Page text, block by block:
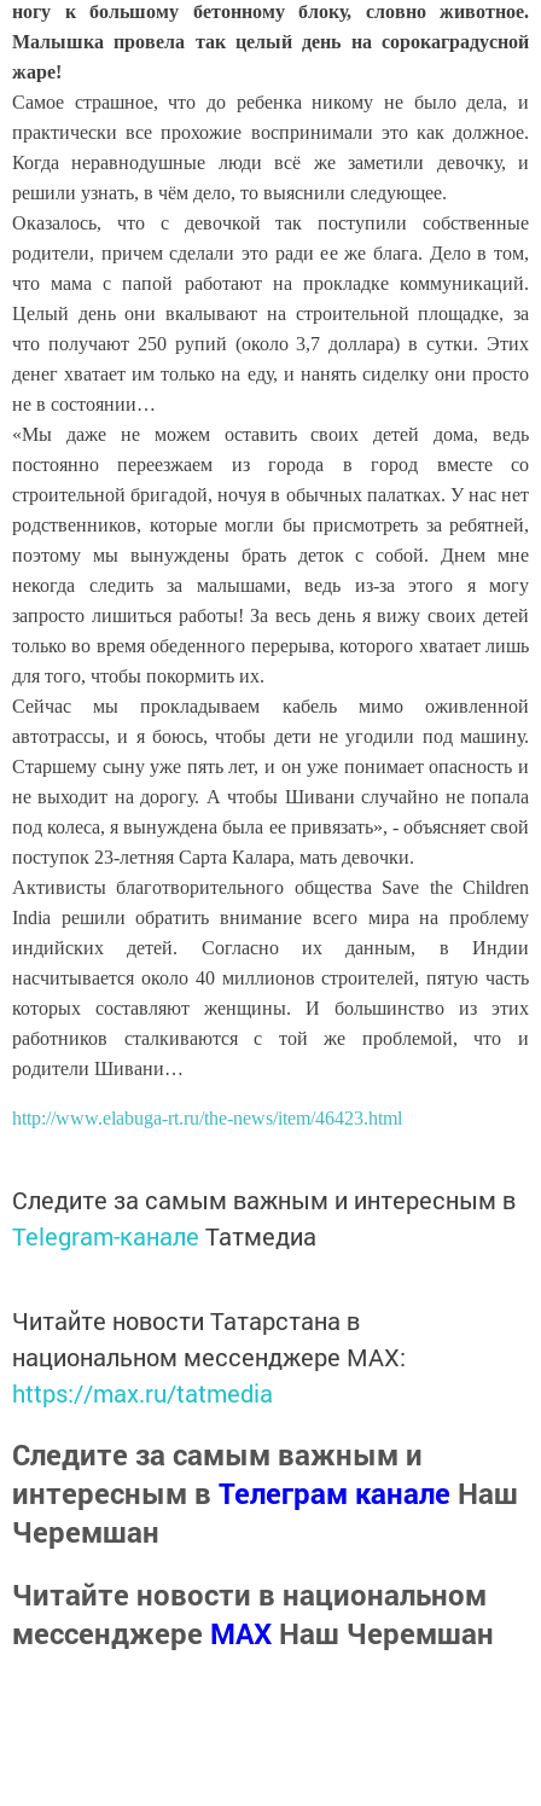
ногу к большому бетонному блоку, словно животное.
Малышка провела так целый день на сорокаградусной
жаре!
Самое страшное, что до ребенка никому не было дела, и
практически все прохожие воспринимали это как должное.
Когда неравнодушные люди всё же заметили девочку, и
решили узнать, в чём дело, то выяснили следующее.
Оказалось, что с девочкой так поступили собственные
родители, причем сделали это ради ее же блага. Дело в том,
что мама с папой работают на прокладке коммуникаций.
Целый день они вкалывают на строительной площадке, за
что получают 250 рупий (около 3,7 доллара) в сутки. Этих
денег хватает им только на еду, и нанять сиделку они просто
не в состоянии…
«Мы даже не можем оставить своих детей дома, ведь
постоянно переезжаем из города в город вместе со
строительной бригадой, ночуя в обычных палатках. У нас нет
родственников, которые могли бы присмотреть за ребятней,
поэтому мы вынуждены брать деток с собой. Днем мне
некогда следить за малышами, ведь из-за этого я могу
запросто лишиться работы! За весь день я вижу своих детей
только во время обеденного перерыва, которого хватает лишь
для того, чтобы покормить их.
Сейчас мы прокладываем кабель мимо оживленной
автотрассы, и я боюсь, чтобы дети не угодили под машину.
Старшему сыну уже пять лет, и он уже понимает опасность и
не выходит на дорогу. А чтобы Шивани случайно не попала
под колеса, я вынуждена была ее привязать», - объясняет свой
поступок 23-летняя Сарта Калара, мать девочки.
Активисты благотворительного общества Save the Children
India решили обратить внимание всего мира на проблему
индийских детей. Согласно их данным, в Индии
насчитывается около 40 миллионов строителей, пятую часть
которых составляют женщины. И большинство из этих
работников сталкиваются с той же проблемой, что и
родители Шивани…
http://www.elabuga-rt.ru/the-news/item/46423.html
Следите за самым важным и интересным в
Telegram-канале Татмедиа
Читайте новости Татарстана в
национальном мессенджере MАХ:
https://max.ru/tatmedia
Следите за самым важным и
интересным в Телеграм канале Наш
Черемшан
Читайте новости в национальном
мессенджере MАХ Наш Черемшан